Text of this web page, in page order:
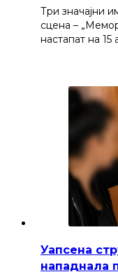
Три значајни
сцена –
настапат на 15
Уапсена
нападнала